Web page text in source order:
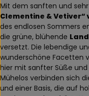
Mit dem sanften und
Clementine & Vetiver“
des endlosen Sommers
die grüne, blühende
versetzt. Die lebendige
wunderschöne Facetten
hier mit sanfter Süße
Mühelos verbinden sich
und einer Basis, die auf